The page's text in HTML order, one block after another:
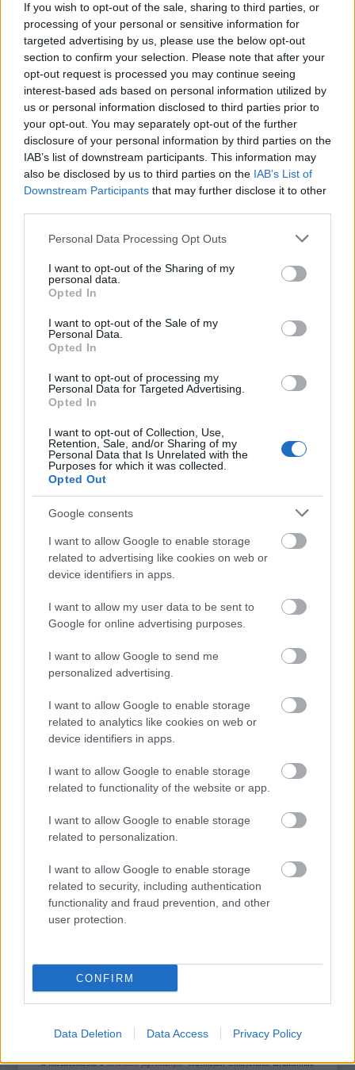
If you wish to opt-out of the sale, sharing to third parties, or
processing of your personal or sensitive information for
targeted advertising by us, please use the below opt-out
section to confirm your selection. Please note that after your
opt-out request is processed you may continue seeing
interest-based ads based on personal information utilized by
us or personal information disclosed to third parties prior to
your opt-out. You may separately opt-out of the further
disclosure of your personal information by third parties on the
IAB’s list of downstream participants. This information may
also be disclosed by us to third parties on the IAB’s List of
Downstream Participants that may further disclose it to other
Please note that this website/app uses one or more Google
not limited to your visit or usage behaviour. You may click to
grant or deny consent to Google and its third-party tags to
use your data for below specified purposes in below Google
consent section.
Personal Data Processing Opt Outs
I want to opt-out of the Sharing of my
personal data.
Opted In
I want to opt-out of the Sale of my
Personal Data.
Opted In
I want to opt-out of processing my
Personal Data for Targeted Advertising.
Opted In
I want to opt-out of Collection, Use,
Retention, Sale, and/or Sharing of my
Personal Data that Is Unrelated with the
Purposes for which it was collected.
Opted Out
Google consents
I want to allow Google to enable storage
related to advertising like cookies on web or
device identifiers in apps.
I want to allow my user data to be sent to
Google for online advertising purposes.
I want to allow Google to send me
personalized advertising.
I want to allow Google to enable storage
related to analytics like cookies on web or
device identifiers in apps.
I want to allow Google to enable storage
related to functionality of the website or app.
I want to allow Google to enable storage
related to personalization.
I want to allow Google to enable storage
related to security, including authentication
functionality and fraud prevention, and other
user protection.
CONFIRM
Data Deletion Data Access Privacy Policy
dallamoktól és az adrenalintól széthasadó
posztpubertás zajongásból hiányt
szenvednénk (pl: Fidlar, Royal Headache,
Wavves), de olyan ez, mint a twee pop, ha jól
csinálják, sosem elég. A szakértelemmel
azonban itt nincs gond, még ha ez nem is
jelent mást az alapvető akkordvezetés és a
szerelmi bánattól/szobafogságtól/igazgatói
figyelmeztetéstől megvadult üvöltés
kombinációjánál, ami ugyanannyira
visszahozza a saját életkorát is elfelejtő Blink
182-t mint a szintén borzasztó dallamos és
súlytalansága vissza is üt kicsit, hiába
ugyanis a tucatnyi jó dal, ha az érzelmi-
muzikális mutató egy viszonylag szűk skálán
mozog, ami elég arra, hogy a csapat a Hives-
zal koncertezzen és itt-ott felfigyeljenek rá,
de ha igazán komolyan vehető óhajt lenni,
akkor kicsit komplexebbé kell tennie a
formulát.
80%
Zene Pop Punk Lemezáru PUP
MELYBEN A BUDAPEST SCORING ORCHESTRA IS
KÖZREMŰKÖDÖTT
https://kulturpart.hu/api/trackback/id/8814574
A hozzászólások avonatkozó jogszabályokértelmében felhasználói tartalomnak